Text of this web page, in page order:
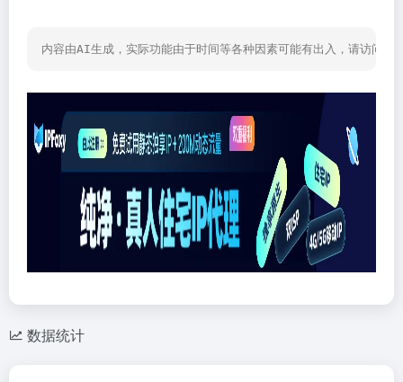
内容由AI生成，实际功能由于时间等各种因素可能有出入，请访问网
数据统计